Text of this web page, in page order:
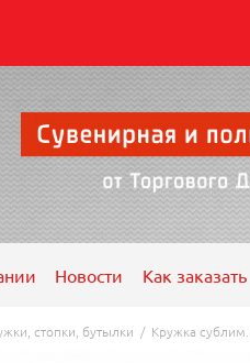
Новости Как заказать
стопки, бутылки / Кружка сублим.